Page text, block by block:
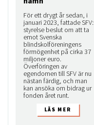
För ett drygt år sedan, i
januari 2023, fattade
styrelse beslut om att ta
emot Svenska
blindskolföreningens
förmögenhet på cirka 37
miljoner euro.
Överföringen av
egendomen till SFV är nu
nästan färdig, och man
kan ansöka om bidrag ur
fonden året runt.